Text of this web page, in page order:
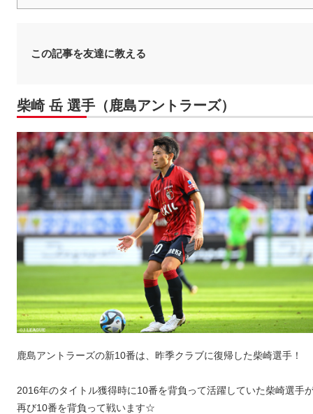
この記事を友達に教える
柴崎 岳 選手（鹿島アントラーズ）
鹿島アントラーズの新10番は、昨季クラブに復帰した柴崎選手！
2016年のタイトル獲得時に10番を背負って活躍していた柴崎選手
再び10番を背負って戦います☆